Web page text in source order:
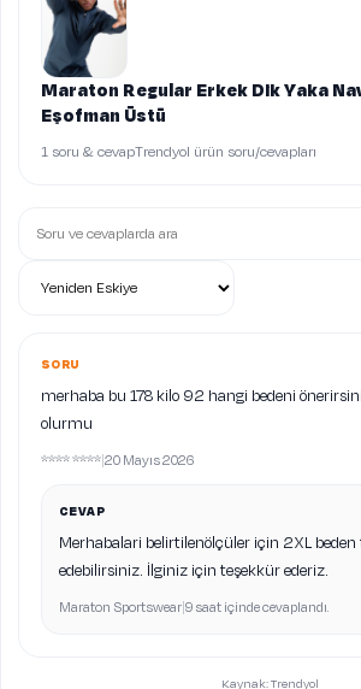
Maraton Regular Erkek Dik Yaka
Eşofman Üstü
1 soru & cevapTrendyol ürün soru/cevapları
SORU
merhaba bu 178 kilo 92 hangi bedeni
olurmu
**** ****|20 Mayıs 2026
CEVAP
Merhabalari belirtilenölçüler için 2XL
edebilirsiniz. İlginiz için teşekkür ederiz.
Maraton Sportswear|9 saat içinde cevaplandı.
Kaynak: Trendyol